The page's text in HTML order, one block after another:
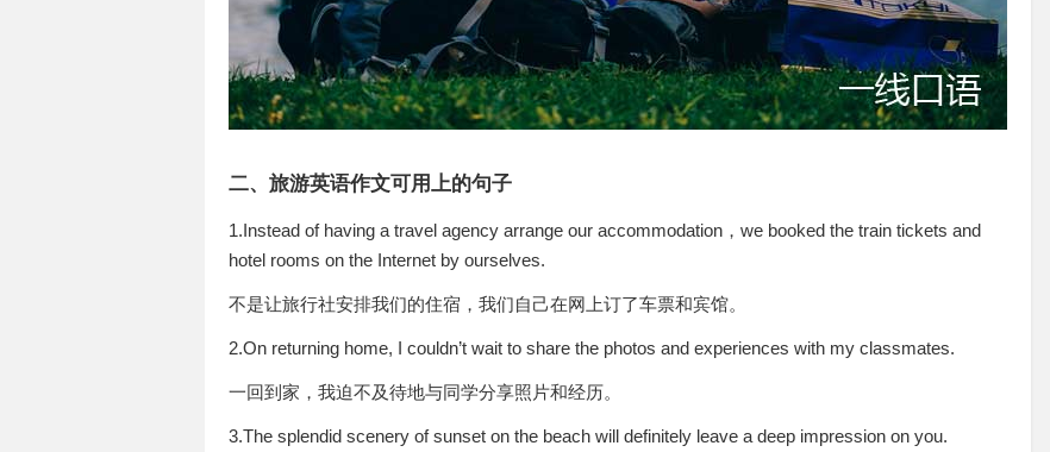
二、旅游英语作文可用上的句子
1.Instead of having a travel agency arrange our accommodation，we booked the train tickets and
hotel rooms on the Internet by ourselves.
不是让旅行社安排我们的住宿，我们自己在网上订了车票和宾馆。
2.On returning home, I couldn’t wait to share the photos and experiences with my classmates.
一回到家，我迫不及待地与同学分享照片和经历。
3.The splendid scenery of sunset on the beach will definitely leave a deep impression on you.